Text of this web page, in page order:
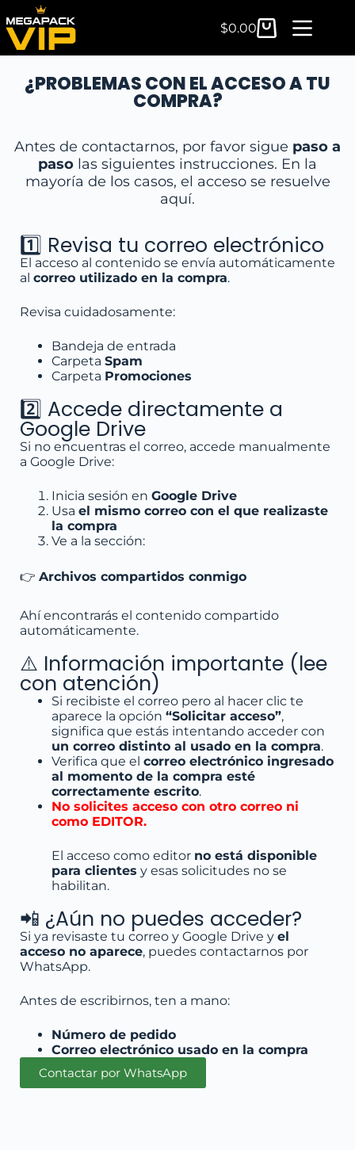
$0.00
¿PROBLEMAS CON EL ACCESO A TU
COMPRA?
Antes de contactarnos, por favor sigue paso a
paso las siguientes instrucciones. En la
mayoría de los casos, el acceso se resuelve
aquí.
1️⃣ Revisa tu correo electrónico
El acceso al contenido se envía automáticamente
al correo utilizado en la compra.
Revisa cuidadosamente:
Bandeja de entrada
Carpeta Spam
Carpeta Promociones
2️⃣ Accede directamente a
Google Drive
Si no encuentras el correo, accede manualmente
a Google Drive:
Inicia sesión en Google Drive
Usa el mismo correo con el que realizaste
la compra
Ve a la sección:
👉 Archivos compartidos conmigo
Ahí encontrarás el contenido compartido
automáticamente.
⚠️ Información importante (lee
con atención)
Si recibiste el correo pero al hacer clic te
aparece la opción “Solicitar acceso”,
significa que estás intentando acceder con
un correo distinto al usado en la compra.
Verifica que el correo electrónico ingresado
al momento de la compra esté
correctamente escrito.
No solicites acceso con otro correo ni
como EDITOR.
El acceso como editor no está disponible
para clientes y esas solicitudes no se
habilitan.
📲 ¿Aún no puedes acceder?
Si ya revisaste tu correo y Google Drive y el
acceso no aparece, puedes contactarnos por
WhatsApp.
Antes de escribirnos, ten a mano:
Número de pedido
Correo electrónico usado en la compra
Contactar por WhatsApp